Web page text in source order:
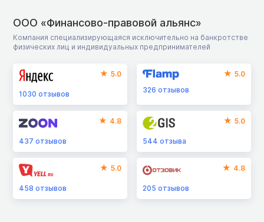
ООО «Финансово-правовой альянс»
Компания специализирующаяся исключительно на банкротстве
физических лиц и индивидуальных предпринимателей
5.0
1030 отзывов
5.0
326отзывов
4.8
437 отзывов
5.0
544отзыва
5.0
458 отзывов
4.8
205отзывов